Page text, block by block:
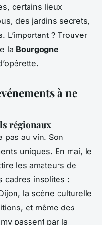
certains lieux
des jardins secrets,
L’important ? Trouver
la Bourgogne
à ne
régionaux
pas au vin. Son
uniques. En mai, le
les amateurs de
cadres insolites :
la scène culturelle
et même des
passent par la